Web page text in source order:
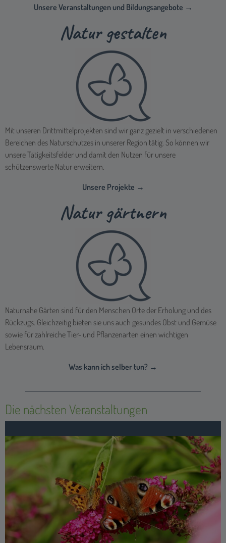
Unsere Veranstaltungen und Bildungsangebote →
Natur gestalten
Mit unseren Drittmittelprojekten sind wir ganz gezielt in verschiedenen
Bereichen des Naturschutzes in unserer Region tätig. So können wir
unsere Tätigkeitsfelder und damit den Nutzen für unsere
schützenswerte Natur erweitern.
Unsere Projekte →
Natur gärtnern
Naturnahe Gärten sind für den Menschen Orte der Erholung und des
Rückzugs. Gleichzeitig bieten sie uns auch gesundes Obst und Gemüse
sowie für zahlreiche Tier- und Pflanzenarten einen wichtigen
Lebensraum.
Was kann ich selber tun? →
Die nächsten Veranstaltungen